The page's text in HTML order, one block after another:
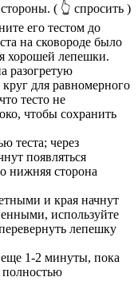
( 👆 спросить )
его тестом до
на сковороде было
хорошей лепешки.
разогретую
круг для равномерного
тесто не
чтобы сохранить
теста; через
появляться
нижняя сторона
и края начнут
используйте
лепешку
еще 1-2 минуты, пока
полностью